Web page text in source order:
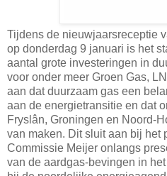
Tijdens de nieuwjaarsreceptie
op donderdag 9 januari is het
aantal grote investeringen in
voor onder meer Groen Gas,
aan dat duurzaam gas een
aan de energietransitie en dat
Fryslân, Groningen en Noord-
van maken. Dit sluit aan bij het
Commissie Meijer onlangs
van de aardgas-bevingen in